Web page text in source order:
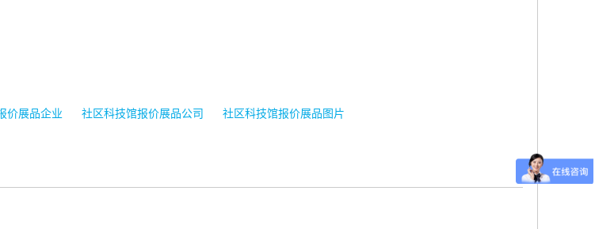
价展品企业 社区科技馆报价展品公司 社区科技馆报价展品图片